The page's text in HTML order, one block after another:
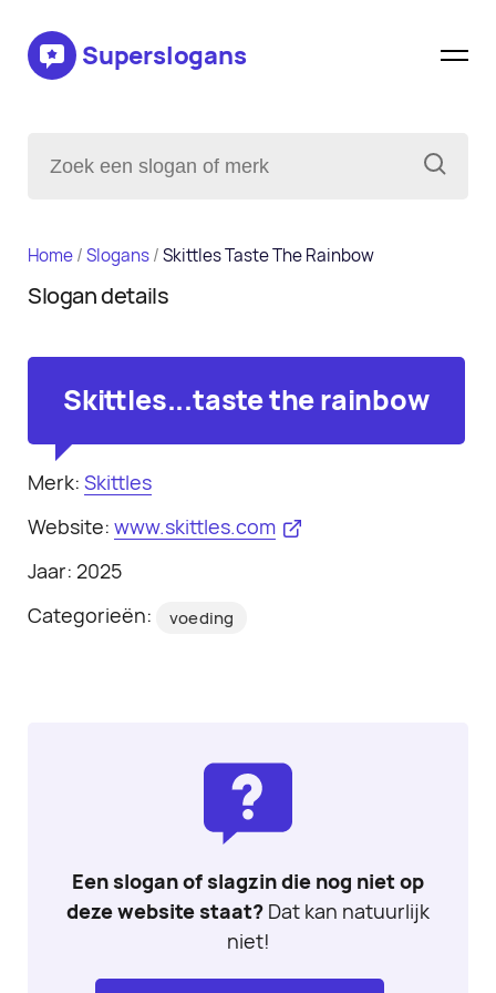
Superslogans
Home/Slogans/Skittles Taste The Rainbow
Slogan details
Skittles...taste the rainbow
Merk: Skittles
Website: www.skittles.com
Jaar: 2025
Categorieën:
voeding
Een slogan of slagzin die nog niet op
deze website staat? Dat kan natuurlijk
niet!